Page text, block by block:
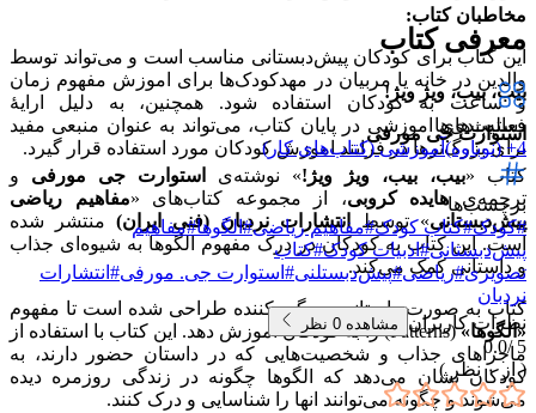
مخاطبان کتاب:
این کتاب برای کودکان پیش‌دبستانی مناسب است و می‌تواند توسط
والدین در خانه یا مربیان در مهدکودک‌ها برای اموزش مفهوم زمان
و ساعت به کودکان استفاده شود. همچنین، به دلیل ارایهٔ
فعالیت‌های اموزشی در پایان کتاب، می‌تواند به عنوان منبعی مفید
برای بزرگ‌ترها در فرایند اموزش کودکان مورد استفاده قرار گیرد.
معرفی کتاب
بیب، بیب، ویژ ویژ!
استوارت جی مورفی
کتاب «بیب، بیب، ویژ ویژ!» نوشته‌ی استوارت جی مورفی و
ترجمه‌یهایده کروبی، از مجموعه کتاب‌های «مفاهیم ریاضی
پیش‌دبستانی» توسط انتشارات نردبان (فنی ایران) منتشر شده
است. این کتاب به کودکان در درک مفهوم الگوها به شیوه‌ای جذاب
و داستانی کمک می‌کند.
کتاب به صورت داستانی سرگرم‌کننده طراحی شده است تا مفهوم
«الگوها»
(Patterns) را به کودکان اموزش دهد. این کتاب با استفاده از
ماجراهای جذاب و شخصیت‌هایی که در داستان حضور دارند، به
کودکان نشان می‌دهد که الگوها چگونه در زندگی روزمره دیده
می‌شوند و چگونه می‌توانند انها را شناسایی و درک کنند.
دسته‌بندی‌ها
4+ (نوباوه)
آموزشی (کتاب‌های کار)
برچسب‌ها
#کودک#کتاب کودک#مفاهیم ریاضی#الگوها#مفاهیم
پیش‌دبستانی#ادبیات کودک#کتاب
تصویری#ریاضی#پیش‌دبستلنی# استوارت جی. مورفی# انتشارات
نردبان
نظرات کاربران
مشاهده 0 نظر
5 /
0.0
( از ۰ نظر )